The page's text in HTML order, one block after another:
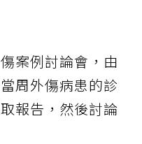
案例討論會，由
周外傷病患的診
報告，然後討論